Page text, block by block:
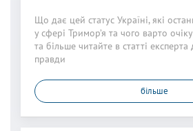
Що дає цей статус Україні, які
у сфері Тримор’я та чого варто
та більше читайте в статті
правди
більше